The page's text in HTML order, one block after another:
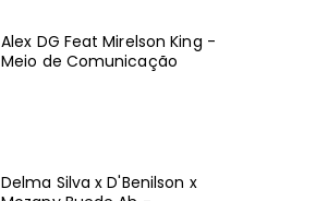
Alex DG Feat Mirelson King -
Meio de Comunicação
Delma Silva x D'Benilson x